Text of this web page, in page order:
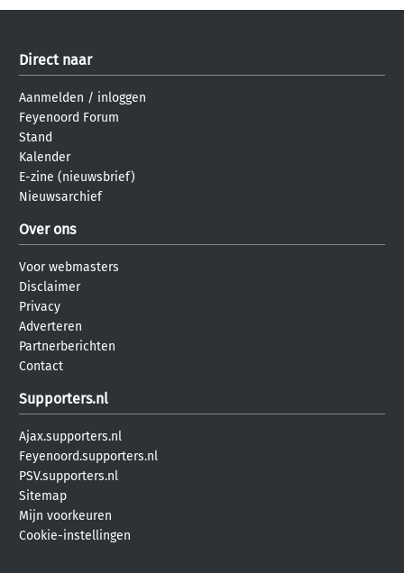
Direct naar
Aanmelden / inloggen
Feyenoord Forum
Stand
Kalender
E-zine (nieuwsbrief)
Nieuwsarchief
Over ons
Voor webmasters
Disclaimer
Privacy
Adverteren
Partnerberichten
Contact
Supporters.nl
Ajax.supporters.nl
Feyenoord.supporters.nl
PSV.supporters.nl
Sitemap
Mijn voorkeuren
Cookie-instellingen